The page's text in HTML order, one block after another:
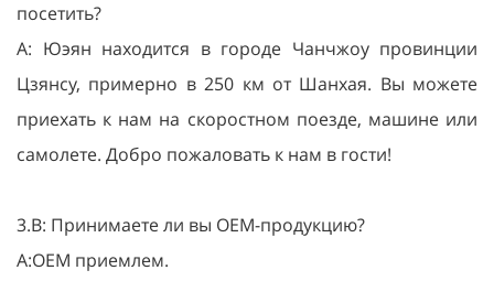
посетить?
A: Юэян находится в городе Чанчжоу провинции
Цзянсу, примерно в 250 км от Шанхая. Вы можете
приехать к нам на скоростном поезде, машине или
самолете. Добро пожаловать к нам в гости!
3.В: Принимаете ли вы OEM-продукцию?
A:OEM приемлем.